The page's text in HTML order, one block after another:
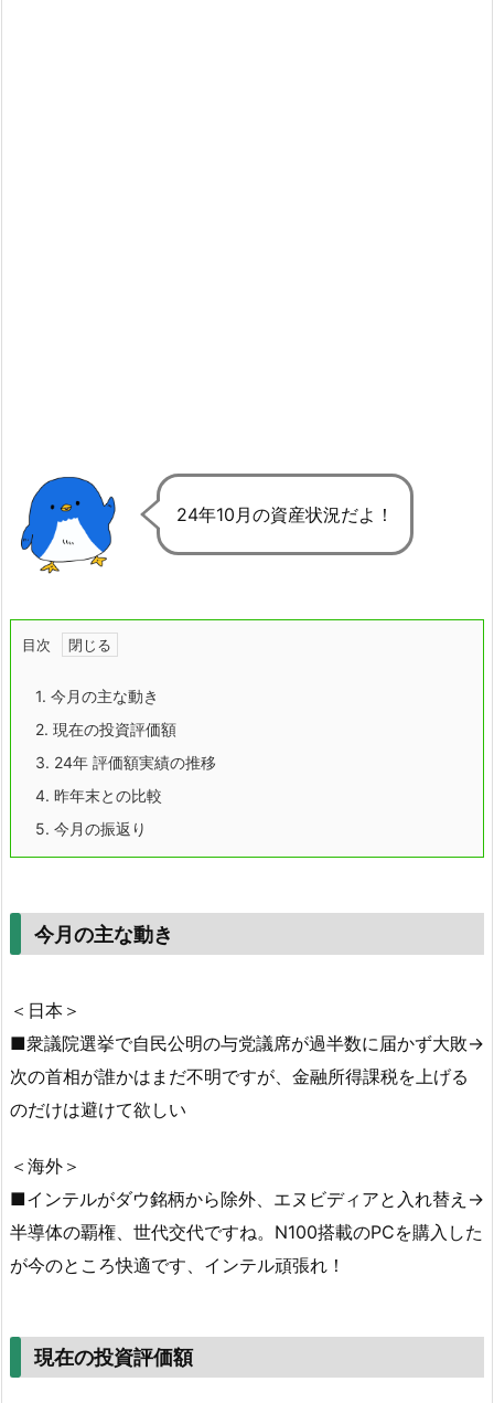
24年10月の資産状況だよ！
目次
1. 今月の主な動き
2. 現在の投資評価額
3. 24年 評価額実績の推移
4. 昨年末との比較
5. 今月の振返り
今月の主な動き
＜日本＞
■衆議院選挙で自民公明の与党議席が過半数に届かず大敗→
次の首相が誰かはまだ不明ですが、金融所得課税を上げる
のだけは避けて欲しい
＜海外＞
■インテルがダウ銘柄から除外、エヌビディアと入れ替え→
半導体の覇権、世代交代ですね。N100搭載のPCを購入した
が今のところ快適です、インテル頑張れ！
現在の投資評価額